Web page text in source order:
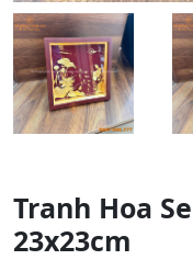
Tranh Hoa
23x23cm